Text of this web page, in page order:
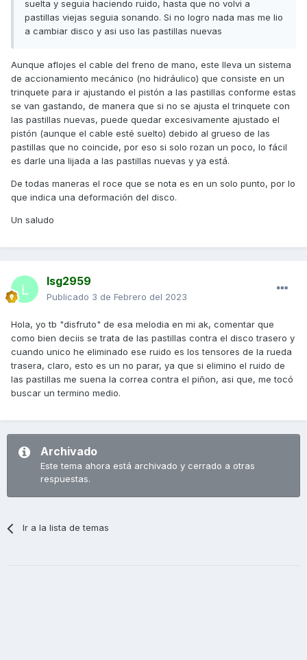
suelta y seguia haciendo ruido, hasta que no volvi a
pastillas viejas seguia sonando. Si no logro nada mas me lio
a cambiar disco y asi uso las pastillas nuevas
Aunque aflojes el cable del freno de mano, este lleva un sistema
de accionamiento mecánico (no hidráulico) que consiste en un
trinquete para ir ajustando el pistón a las pastillas conforme estas
se van gastando, de manera que si no se ajusta el trinquete con
las pastillas nuevas, puede quedar excesivamente ajustado el
pistón (aunque el cable esté suelto) debido al grueso de las
pastillas que no coincide, por eso si solo rozan un poco, lo fácil
es darle una lijada a las pastillas nuevas y ya está.
De todas maneras el roce que se nota es en un solo punto, por lo
que indica una deformación del disco.
Un saludo
lsg2959
Publicado 3 de Febrero del 2023
Hola, yo tb "disfruto" de esa melodia en mi ak, comentar que
como bien deciis se trata de las pastillas contra el disco trasero y
cuando unico he eliminado ese ruido es los tensores de la rueda
trasera, claro, esto es un no parar, ya que si elimino el ruido de
las pastillas me suena la correa contra el piñon, asi que, me tocó
buscar un termino medio.
Archivado
Este tema ahora está archivado y cerrado a otras
respuestas.
Ir a la lista de temas